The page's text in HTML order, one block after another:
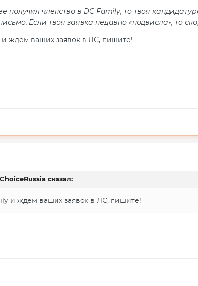
получил членство в DC Family, то твоя
Если твоя заявка недавно «подвисла», то
и ждем ваших заявок в ЛС, пишите!
сказал:
и ждем ваших заявок в ЛС, пишите!